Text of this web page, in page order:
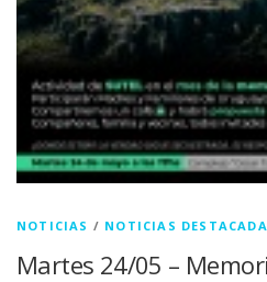
NOTICIAS / NOTICIAS
Martes 24/05 –